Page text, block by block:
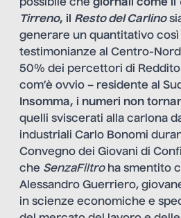
possibile che giornali come il
Tirreno, il Resto del Carlino
generare un quantitativo
testimonianze al Centro-
50% dei percettori di
com’è ovvio – residente al
Insomma, i numeri non
quelli sviscerati alla carlona
industriali Carlo Bonomi
Convegno dei Giovani di
che SenzaFiltroha smentito
Alessandro Guerriero,
in scienze economiche e